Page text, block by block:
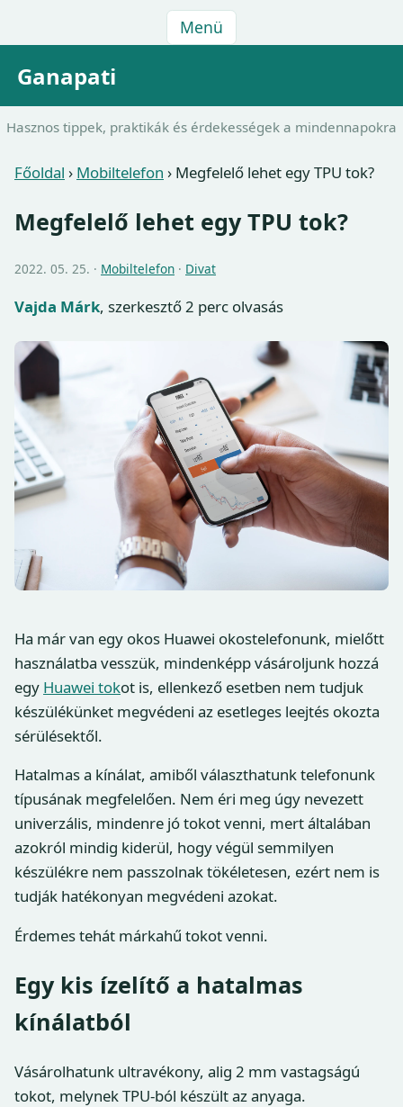
Menü
Ganapati
Hasznos tippek, praktikák és érdekességek a mindennapokra
Főoldal › Mobiltelefon › Megfelelő lehet egy TPU tok?
Megfelelő lehet egy TPU tok?
2022. 05. 25. · Mobiltelefon · Divat
Vajda Márk, szerkesztő2 perc olvasás
Ha már van egy okos Huawei okostelefonunk, mielőtt
használatba vesszük, mindenképp vásároljunk hozzá
egy Huawei tokot is, ellenkező esetben nem tudjuk
készülékünket megvédeni az esetleges leejtés okozta
sérülésektől.
Hatalmas a kínálat, amiből választhatunk telefonunk
típusának megfelelően. Nem éri meg úgy nevezett
univerzális, mindenre jó tokot venni, mert általában
azokról mindig kiderül, hogy végül semmilyen
készülékre nem passzolnak tökéletesen, ezért nem is
tudják hatékonyan megvédeni azokat.
Érdemes tehát márkahű tokot venni.
Egy kis ízelítő a hatalmas
kínálatból
Vásárolhatunk ultravékony, alig 2 mm vastagságú
tokot, melynek TPU-ból készült az anyaga.